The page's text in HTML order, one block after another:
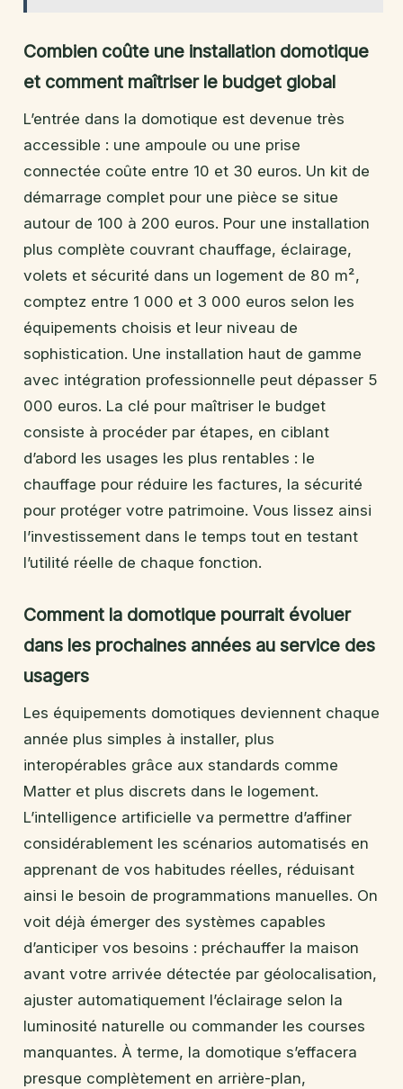
Combien coûte une installation domotique
et comment maîtriser le budget global
L’entrée dans la domotique est devenue très
accessible : une ampoule ou une prise
connectée coûte entre 10 et 30 euros. Un kit de
démarrage complet pour une pièce se situe
autour de 100 à 200 euros. Pour une installation
plus complète couvrant chauffage, éclairage,
volets et sécurité dans un logement de 80 m²,
comptez entre 1 000 et 3 000 euros selon les
équipements choisis et leur niveau de
sophistication. Une installation haut de gamme
avec intégration professionnelle peut dépasser 5
000 euros. La clé pour maîtriser le budget
consiste à procéder par étapes, en ciblant
d’abord les usages les plus rentables : le
chauffage pour réduire les factures, la sécurité
pour protéger votre patrimoine. Vous lissez ainsi
l’investissement dans le temps tout en testant
l’utilité réelle de chaque fonction.
Comment la domotique pourrait évoluer
dans les prochaines années au service des
usagers
Les équipements domotiques deviennent chaque
année plus simples à installer, plus
interopérables grâce aux standards comme
Matter et plus discrets dans le logement.
L’intelligence artificielle va permettre d’affiner
considérablement les scénarios automatisés en
apprenant de vos habitudes réelles, réduisant
ainsi le besoin de programmations manuelles. On
voit déjà émerger des systèmes capables
d’anticiper vos besoins : préchauffer la maison
avant votre arrivée détectée par géolocalisation,
ajuster automatiquement l’éclairage selon la
luminosité naturelle ou commander les courses
manquantes. À terme, la domotique s’effacera
presque complètement en arrière-plan,